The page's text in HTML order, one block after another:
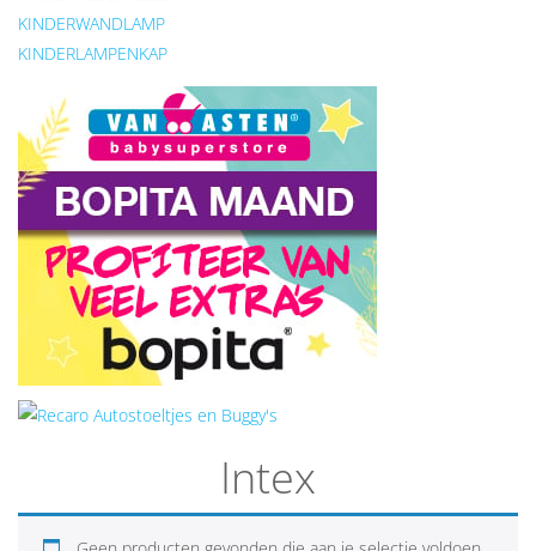
KINDERWANDLAMP
KINDERLAMPENKAP
Intex